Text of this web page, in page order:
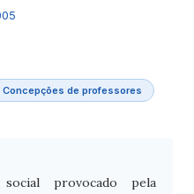
Concepções de professores
provocado pela